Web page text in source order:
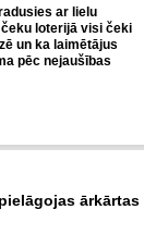
ar lielu
loterijā visi čeki
un ka laimētājus
pēc nejaušības
ārkārtas